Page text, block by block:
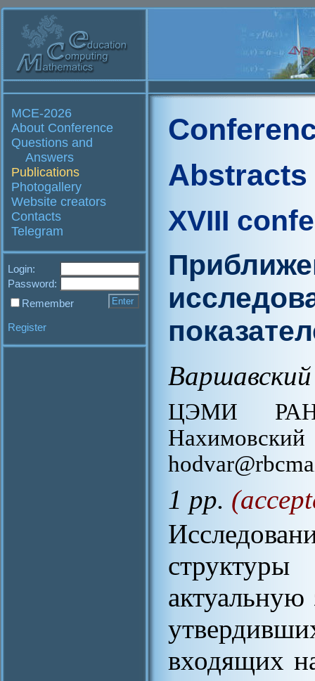
MCE-2026
About Conference
Questions and
Answers
Publications
Photogallery
Website creators
Contacts
Telegram
Login:
Password:
Remember
Register
Abstracts
XVIII
ЦЭМИ РАН,
1 pp.
входящих